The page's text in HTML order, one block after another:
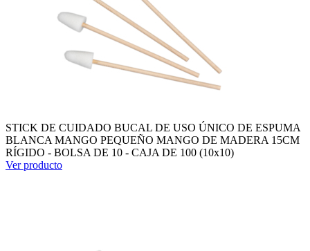
STICK DE CUIDADO BUCAL DE USO ÚNICO DE ESPUMA
BLANCA MANGO PEQUEÑO MANGO DE MADERA 15CM
RÍGIDO - BOLSA DE 10 - CAJA DE 100 (10x10)
Ver producto